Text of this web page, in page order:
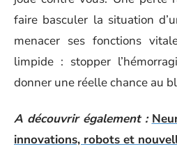
faire basculer la situation
menacer ses fonctions
limpide : stopper
donner une réelle chance au
A découvrir également :
innovations, robots et